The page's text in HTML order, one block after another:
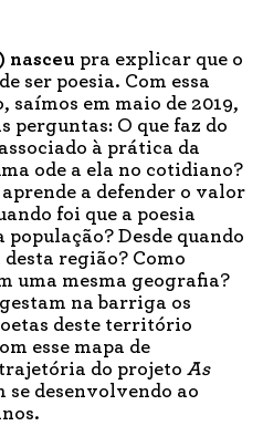
nasceu pra explicar que o
ser poesia. Com essa
em maio de 2019,
perguntas: O que faz do
à prática da
ode a ela no cotidiano?
a defender o valor
foi que a poesia
Desde quando
região? Como
uma mesma geografia?
na barriga os
deste território
esse mapa de
do projeto As
se desenvolvendo ao